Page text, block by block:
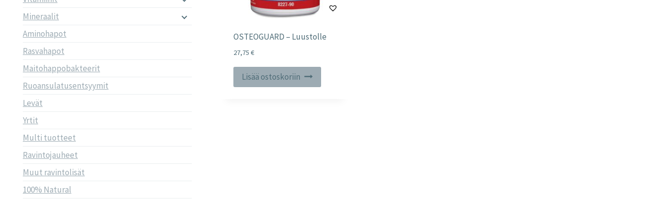
OSTEOGUARD – Luustolle
27,75 €
Lisää ostoskoriin
Mineraalit
Aminohapot
Rasvahapot
Maitohappobakteerit
Ruoansulatusentsyymit
Levät
Yrtit
Multi tuotteet
Ravintojauheet
Muut ravintolisät
100% Natural